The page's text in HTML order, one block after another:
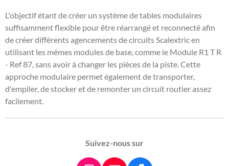
L'objectif étant de créer un système de tables modulaires
suffisamment flexible pour être réarrangé et reconnecté afin
de créer différents agencements de circuits Scalextric en
utilisant les mêmes modules de base, comme le Module R1 T R
- Ref 87, sans avoir à changer les pièces de la piste. Cette
approche modulaire permet également de transporter,
d'empiler, de stocker et de remonter un circuit routier assez
facilement.
Suivez-nous sur